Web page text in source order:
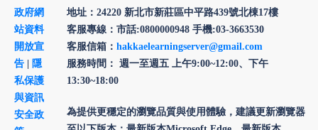
政府網
站資料
開放宣
告
隱
私保護
與資訊
安全政
地址：24220 新北市新莊區中平路439號北棟17樓
客服專線：市話:0800000948 手機:03-3663530
客服信箱： hakkaelearningserver@gmail.com
服務時間： 週一至週五 上午9:00~12:00、下午
13:30~18:00
為提供更穩定的瀏覽品質與使用體驗，建議更新瀏覽器